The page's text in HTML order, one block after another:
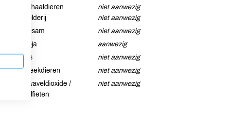
Schaaldieren
niet aanwezig
Selderij
niet aanwezig
Sesam
niet aanwezig
Soja
aanwezig
Vis
niet aanwezig
Weekdieren
niet aanwezig
Zwaveldioxide /
sulfieten
niet aanwezig